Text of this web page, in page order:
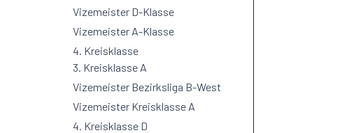
Vizemeister D-Klasse
Vizemeister A-Klasse
4. Kreisklasse
3. Kreisklasse A
Vizemeister Bezirksliga B-West
Vizemeister Kreisklasse A
4. Kreisklasse D